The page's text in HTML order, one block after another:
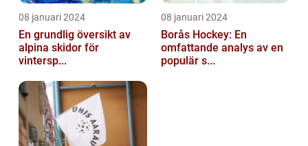
08 januari 2024
En grundlig översikt av
alpina skidor för
vintersp...
08 januari 2024
Borås Hockey: En
omfattande analys av en
populär s...